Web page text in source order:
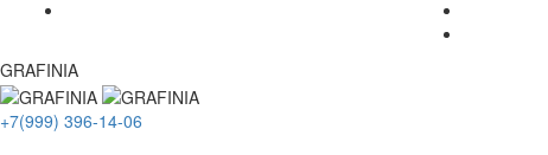
GRAFINIA
+7(999) 396-14-06